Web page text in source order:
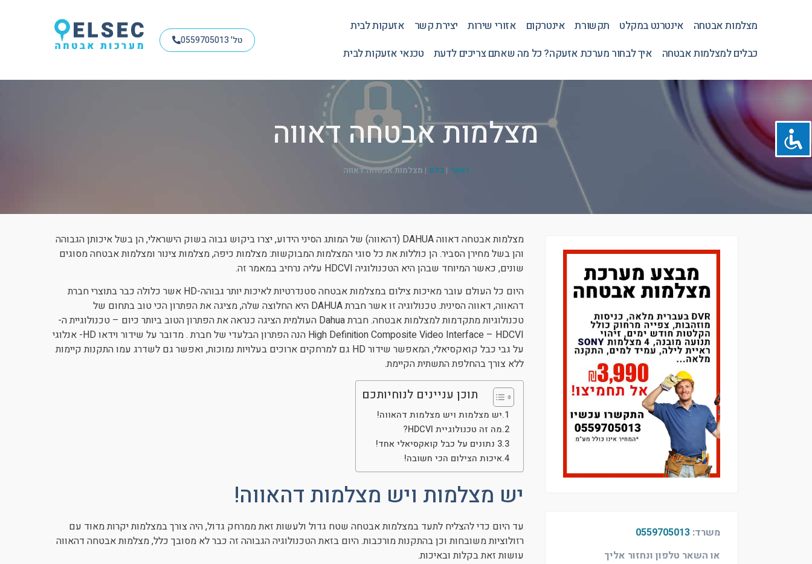
מצלמות אבטחה אינטרנט במקלט תקשורת אינטרקום אזורי שירות יצירת קשר
אזעקות לבית
כבלים למצלמות אבטחה
איך לבחור מערכת אזעקה? כל מה שאתם צריכים לדעת טכנאי אזעקות לבית
טל' 0559705013
מצלמות אבטחה דאווה
ראשי |בלוג | מצלמות אבטחה דאווה
משרד: 0559705013
או השאר טלפון ונחזור אליך
מצלמות אבטחה דאווה DAHUA (דהאווה) של המותג הסיני הידוע, יצרו ביקוש גבוה בשוק הישראלי, הן בשל איכותן הגבוהה
והן בשל מחירן הסביר. הן כוללות את כל סוגי המצלמות המבוקשות: מצלמות כיפה, מצלמות צינור ומצלמות אבטחה מסוגים
שונים, כאשר המיוחד שבהן היא הטכנולוגיה HDCVI עליה נרחיב במאמר זה.
היום כל העולם עובר מאיכות צילום במצלמות אבטחה סטנדרטיות לאיכות יותר גבוהה-HD אשר כלולה כבר בתוצרי חברת
דהאווה, דאווה הסינית. טכנולוגיה זו אשר חברת DAHUA היא החלוצה שלה, מציגה את הפתרון הכי טוב בתחום של
טכנולוגיות מתקדמות למצלמות אבטחה. חברת Dahua העולמית הציגה כנראה את הפתרון הטוב ביותר כיום – טכנולוגיית ה-
High Definition Composite Video Interface – HDCVI הנה הפתרון הבלעדי של חברת . מדובר על שידור וידאו HD- אנלוגי
על גבי כבל קואקסיאלי, המאפשר שידור HD גם למרחקים ארוכים בעלויות נמוכות, ואפשר גם לשדרג עמו התקנות קיימות
ללא צורך בהחלפת התשתית הקיימת.
תוכן עניינים לנוחיותכם
יש מצלמות ויש מצלמות דהאווה!
מה זה טכנולוגיית HDCVI?
3 נתונים על כבל קואקסיאלי אחד!
איכות הצילום הכי חשובה!
יש מצלמות ויש מצלמות דהאווה!
עד היום כדי להצליח לתעד במצלמות אבטחה שטח גדול ולעשות זאת ממרחק גדול, היה צורך במצלמות יקרות מאוד עם
רזולוציות משובחות וכן בהתקנות מורכבות. היום בזאת הטכנולוגיה הגבוהה זה כבר לא מסובך כלל, מצלמות אבטחה דהאווה
עושות זאת בקלות ובאיכות.